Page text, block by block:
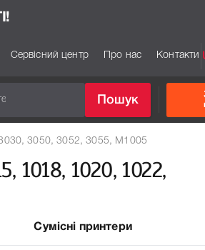
Сервісний центр Про нас Контакти
Пошук
3050, 3052, 3055, М1005
1018, 1020, 1022,
Сумісні принтери